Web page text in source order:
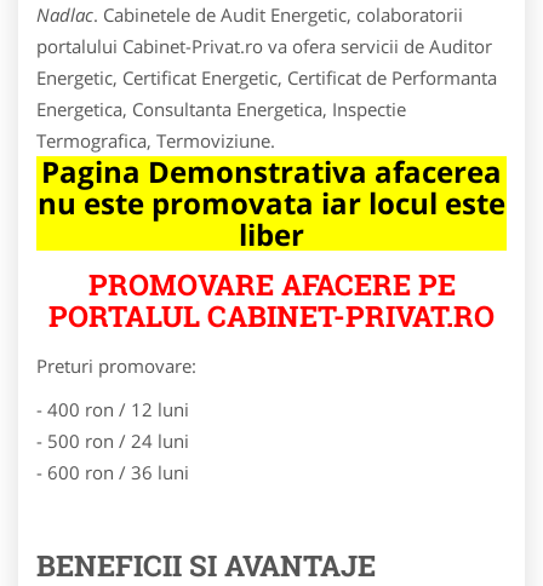
Nadlac. Cabinetele de Audit Energetic, colaboratorii
portalului Cabinet-Privat.ro va ofera servicii de Auditor
Energetic, Certificat Energetic, Certificat de Performanta
Energetica, Consultanta Energetica, Inspectie
Termografica, Termoviziune.
Pagina Demonstrativa afacerea
nu este promovata iar locul este
liber
PROMOVARE AFACERE PE
PORTALUL CABINET-PRIVAT.RO
Preturi promovare:
- 400 ron / 12 luni
- 500 ron / 24 luni
- 600 ron / 36 luni
BENEFICII SI AVANTAJE